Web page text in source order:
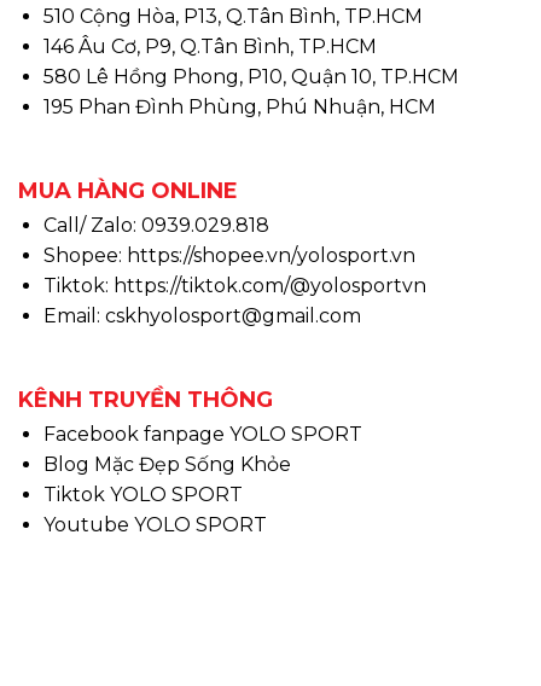
510 Cộng Hòa, P13, Q.Tân Bình, TP.HCM
146 Âu Cơ, P9, Q.Tân Bình, TP.HCM
580 Lê Hồng Phong, P10, Quận 10, TP.HCM
195 Phan Đình Phùng, Phú Nhuận, HCM
MUA HÀNG ONLINE
Call/ Zalo: 0939.029.818
Shopee: https://shopee.vn/yolosport.vn
Tiktok: https://tiktok.com/@yolosportvn
Email: cskhyolosport@gmail.com
KÊNH TRUYỀN THÔNG
Facebook fanpage YOLO SPORT
Blog Mặc Đẹp Sống Khỏe
Tiktok YOLO SPORT
Youtube YOLO SPORT